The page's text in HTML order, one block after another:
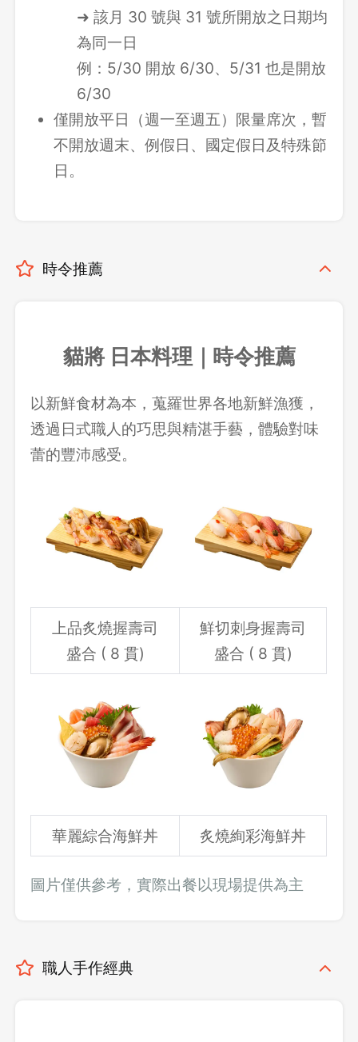
➜ 該月 30 號與 31 號所開放之日期均
為同一日
例：5/30 開放 6/30、5/31 也是開放
6/30
僅開放平日（週一至週五）限量席次，暫
不開放週末、例假日、國定假日及特殊節
日。
時令推薦
貓將 日本料理｜時令推薦
以新鮮食材為本，蒐羅世界各地新鮮漁獲，
透過日式職人的巧思與精湛手藝，體驗對味
蕾的豐沛感受。
上品炙燒握壽司
盛合 ( 8 貫)
鮮切刺身握壽司
盛合 ( 8 貫)
華麗綜合海鮮丼 炙燒絢彩海鮮丼
圖片僅供參考，實際出餐以現場提供為主
職人手作經典